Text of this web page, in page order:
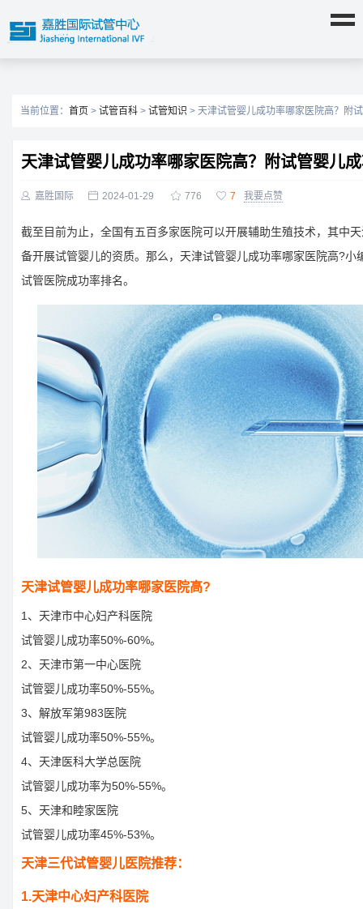
当前位置： 首页 > 试管百科 > 试管知识 > 天津试管婴儿成功率哪家医院高？附
天津试管婴儿成功率哪家医院高？附试管婴儿
 嘉胜国际  2024-01-29  776  7 我要点赞
截至目前为止，全国有五百多家医院可以开展辅助生殖技术，其中
备开展试管婴儿的资质。那么，天津试管婴儿成功率哪家医院高?小
试管医院成功率排名。
天津试管婴儿成功率哪家医院高?
1、天津市中心妇产科医院
试管婴儿成功率50%-60%。
2、天津市第一中心医院
试管婴儿成功率50%-55%。
3、解放军第983医院
试管婴儿成功率50%-55%。
4、天津医科大学总医院
试管婴儿成功率为50%-55%。
5、天津和睦家医院
试管婴儿成功率45%-53%。
天津三代试管婴儿医院推荐：
1.天津中心妇产科医院